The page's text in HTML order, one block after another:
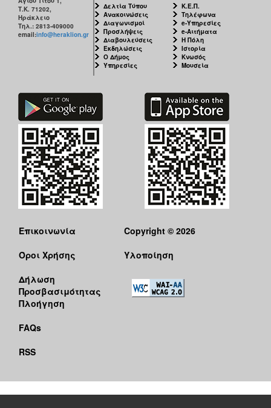
Τ.Κ. 71202,
Ηράκλειο
Τηλ.: 2813-409000
email:info@heraklion.gr
Δελτία Τύπου
Ανακοινώσεις
Διαγωνισμοί
Προσλήψεις
Διαβουλεύσεις
Εκδηλώσεις
Ο Δήμος
Υπηρεσίες
Κ.Ε.Π.
Τηλέφωνα
e-Υπηρεσίες
e-Αιτήματα
Η Πόλη
Ιστορία
Κνωσός
Μουσεία
Επικοινωνία
Όροι Χρήσης
Δήλωση
Προσβασιμότητας
Πλοήγηση
FAQs
RSS
Copyright © 2026
Υλοποίηση